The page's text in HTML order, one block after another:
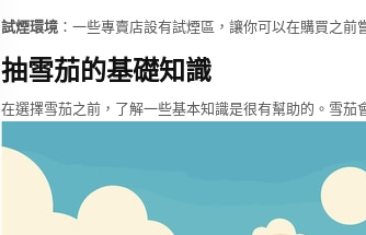
試煙環境：一些專賣店設有試煙區，讓你可以在購買之前
抽雪茄的基礎知識
在選擇雪茄之前，了解一些基本知識是很有幫助的。雪茄